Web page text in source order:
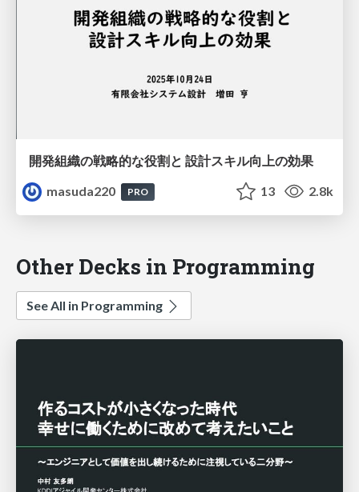
開発組織の戦略的な役割と 設計スキル向上の効果
masuda220
PRO 13 2.8k
Other Decks in Programming
See All in Programming